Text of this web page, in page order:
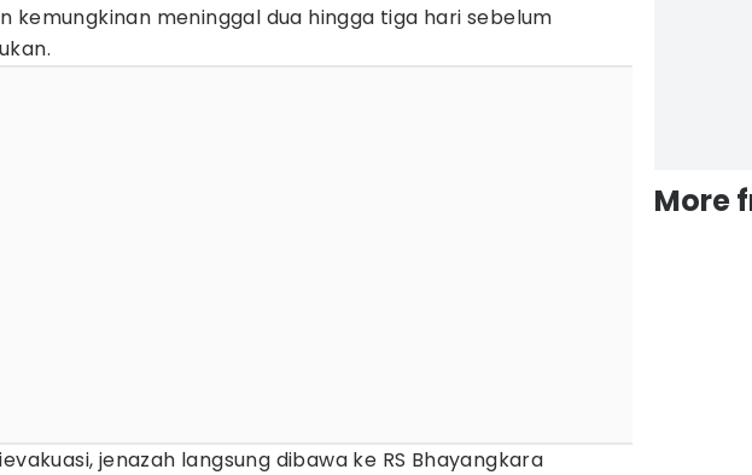
kemungkinan meninggal dua hingga tiga hari sebelum
jenazah langsung dibawa ke RS Bhayangkara
More